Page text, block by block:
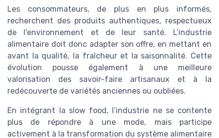
Les consommateurs, de plus en plus informés,
recherchent des produits authentiques, respectueux
de l’environnement et de leur santé. L’industrie
alimentaire doit donc adapter son offre, en mettant en
avant la qualité, la fraîcheur et la saisonnalité. Cette
évolution pousse également à une meilleure
valorisation des savoir-faire artisanaux et à la
redécouverte de variétés anciennes ou oubliées.
En intégrant la slow food, l’industrie ne se contente
plus de répondre à une mode, mais participe
activement à la transformation du système alimentaire